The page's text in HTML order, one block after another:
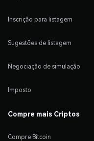
Inscrição para listagem
Sugestões de listagem
Negociação de simulação
Imposto
Compre mais Criptos
Compre Bitcoin